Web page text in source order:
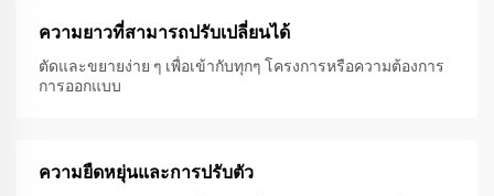
ความยาวที่สามารถปรับเปลี่ยนได้
ตัดและขยายง่าย ๆ เพื่อเข้ากับทุกๆ โครงการหรือความต้องการ
การออกแบบ
ความยืดหยุ่นและการปรับตัว